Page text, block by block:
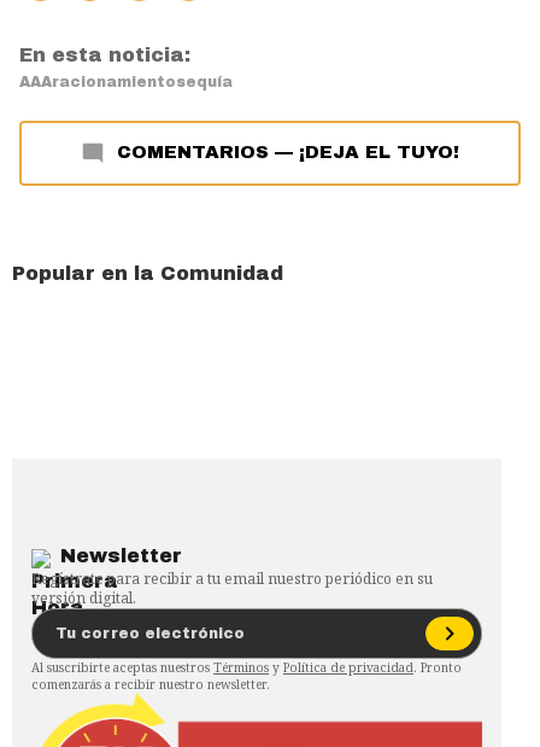
En esta noticia:
AAAracionamientosequía
COMENTARIOS — ¡DEJA EL TUYO!
Popular en la Comunidad
Newsletter
Regístrate para recibir a tu email nuestro periódico en su
versión digital.
Al suscribirte aceptas nuestros Términos y Política de privacidad. Pronto
comenzarás a recibir nuestro newsletter.